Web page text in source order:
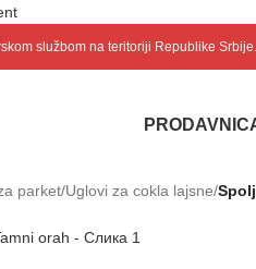
službom na teritoriji Republike
parket/Uglovi za cokla lajsne/